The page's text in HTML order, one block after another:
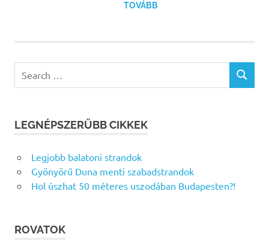
TOVÁBB
SEARCH
LEGNÉPSZERŰBB CIKKEK
Legjobb balatoni strandok
Gyönyörű Duna menti szabadstrandok
Hol úszhat 50 méteres uszodában Budapesten?!
ROVATOK